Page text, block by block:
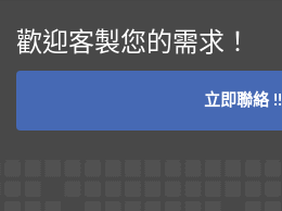
歡迎客製您的需求！
立即聯絡 !!